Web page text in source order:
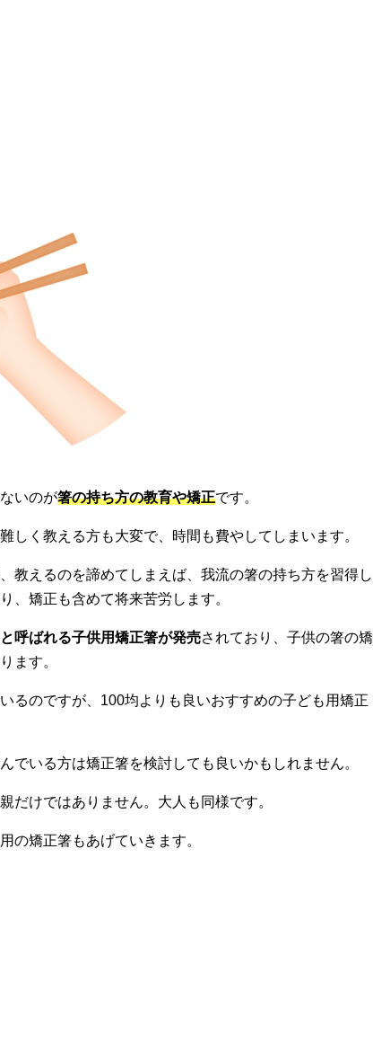
いのが箸の持ち方の教育や矯正です。
しく教える方も大変で、時間も費やしてしまいます。
教えるのを諦めてしまえば、我流の箸の持ち方を習得し
、矯正も含めて将来苦労します。
呼ばれる子供用矯正箸が発売されており、子供の箸の矯
ます。
るのですが、100均よりも良いおすすめの子ども用矯正
でいる方は矯正箸を検討しても良いかもしれません。
だけではありません。大人も同様です。
の矯正箸もあげていきます。